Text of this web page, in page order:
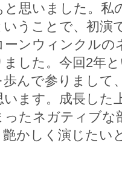
思いました。私
うことで、初演
ーンウィンクル
した。今回2年
んで参りまして
ます。成長した
たネガティブ
かしく演じたい